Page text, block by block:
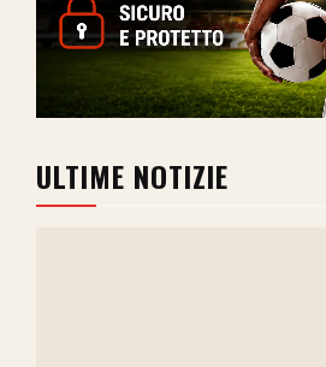
ULTIME NOTIZIE